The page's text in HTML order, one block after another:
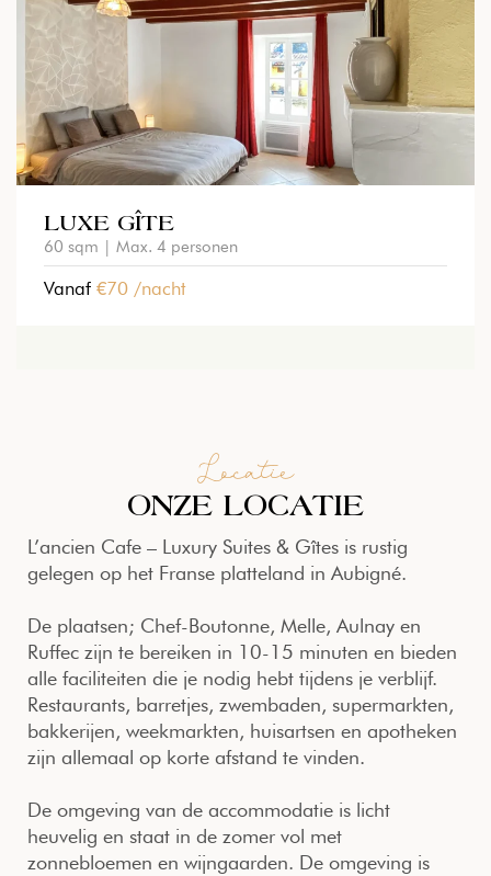
LUXE GÎTE
60 sqm | Max. 4 personen
Vanaf €70 /nacht
Locatie
ONZE LOCATIE
L’ancien Cafe – Luxury Suites & Gîtes is rustig
gelegen op het Franse platteland in Aubigné.
De plaatsen; Chef-Boutonne, Melle, Aulnay en
Ruffec zijn te bereiken in 10-15 minuten en bieden
alle faciliteiten die je nodig hebt tijdens je verblijf.
Restaurants, barretjes, zwembaden, supermarkten,
bakkerijen, weekmarkten, huisartsen en apotheken
zijn allemaal op korte afstand te vinden.
De omgeving van de accommodatie is licht
heuvelig en staat in de zomer vol met
zonnebloemen en wijngaarden. De omgeving is